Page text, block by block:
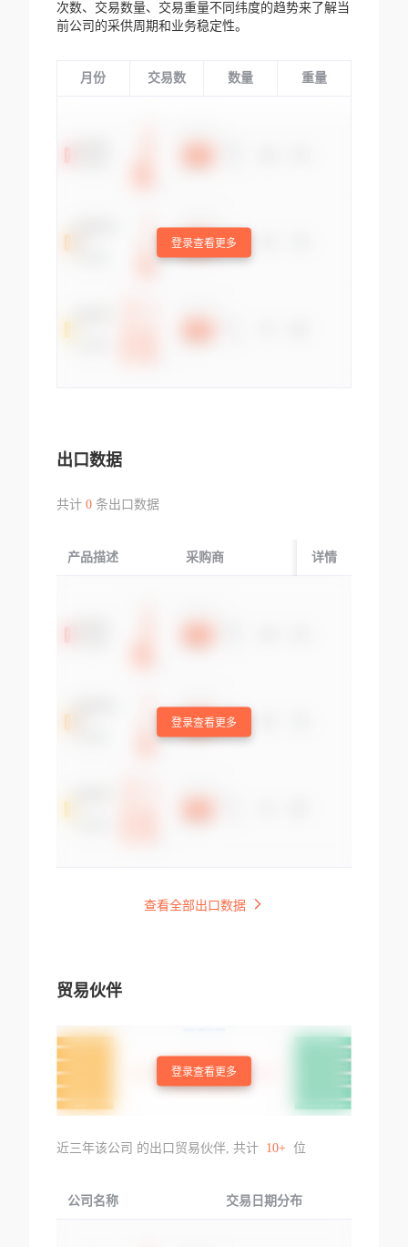
次数、交易数量、交易重量不同纬度的趋势来了解当
前公司的采供周期和业务稳定性。
月份 交易数 数量 重量
登录查看更多
出口数据
共计 0条出口数据
产品描述 采购商 起运国/地区
详情
登录查看更多
查看全部出口数据
贸易伙伴
登录查看更多
近三年该公司 的出口贸易伙伴, 共计 10+ 位
公司名称 交易日期分布